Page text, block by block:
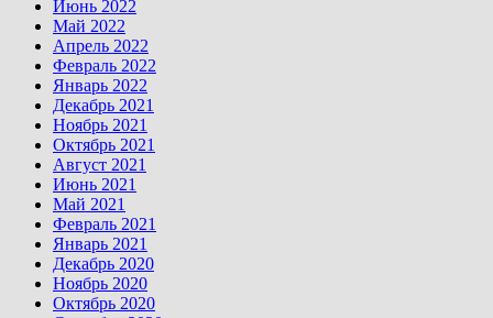
Июнь 2022
Май 2022
Апрель 2022
Февраль 2022
Январь 2022
Декабрь 2021
Ноябрь 2021
Октябрь 2021
Август 2021
Июнь 2021
Май 2021
Февраль 2021
Январь 2021
Декабрь 2020
Ноябрь 2020
Октябрь 2020